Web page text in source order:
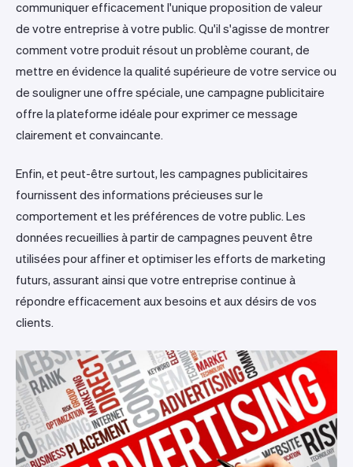
communiquer efficacement l'unique proposition de valeur
de votre entreprise à votre public. Qu'il s'agisse de montrer
comment votre produit résout un problème courant, de
mettre en évidence la qualité supérieure de votre service ou
de souligner une offre spéciale, une campagne publicitaire
offre la plateforme idéale pour exprimer ce message
clairement et convaincante.
Enfin, et peut-être surtout, les campagnes publicitaires
fournissent des informations précieuses sur le
comportement et les préférences de votre public. Les
données recueillies à partir de campagnes peuvent être
utilisées pour affiner et optimiser les efforts de marketing
futurs, assurant ainsi que votre entreprise continue à
répondre efficacement aux besoins et aux désirs de vos
clients.